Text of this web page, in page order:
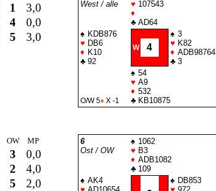
1
3,0
4
0,0
5 3,0
West / alle
♥ 107543
♦
♣ AD64
♠ KDB876
♥ DB6
♦ K10
♣ 92
W 4
♠ 3
♥ K82
♦ ADB98764
♣ 3
O/W 5♦X -1
♠ 54
♥ A9
♦ 532
♣ KB10875
OW MP
3
0,0
2
4,0
5 2,0
6
Ost / OW
♠ 1062
♥ B3
♦ ADB1082
♣ 109
♠ AK4
♠ DB853